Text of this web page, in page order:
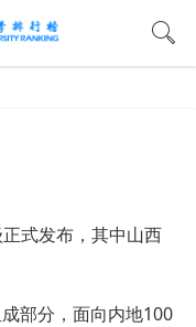
式发布，其中山西
部分，面向内地100